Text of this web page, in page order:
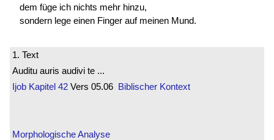
dem füge ich nichts mehr hinzu,
sondern lege einen Finger auf meinen Mund.
1. Text
Auditu auris audivi te ...
Ijob Kapitel 42 Vers 05.06 Biblischer Kontext
Morphologische Analyse